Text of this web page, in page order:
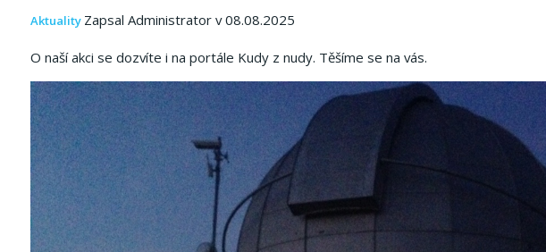
Aktuality Zapsal Administrator v 08.08.2025
O naší akci se dozvíte i na portále Kudy z nudy. Těšíme se na vás.